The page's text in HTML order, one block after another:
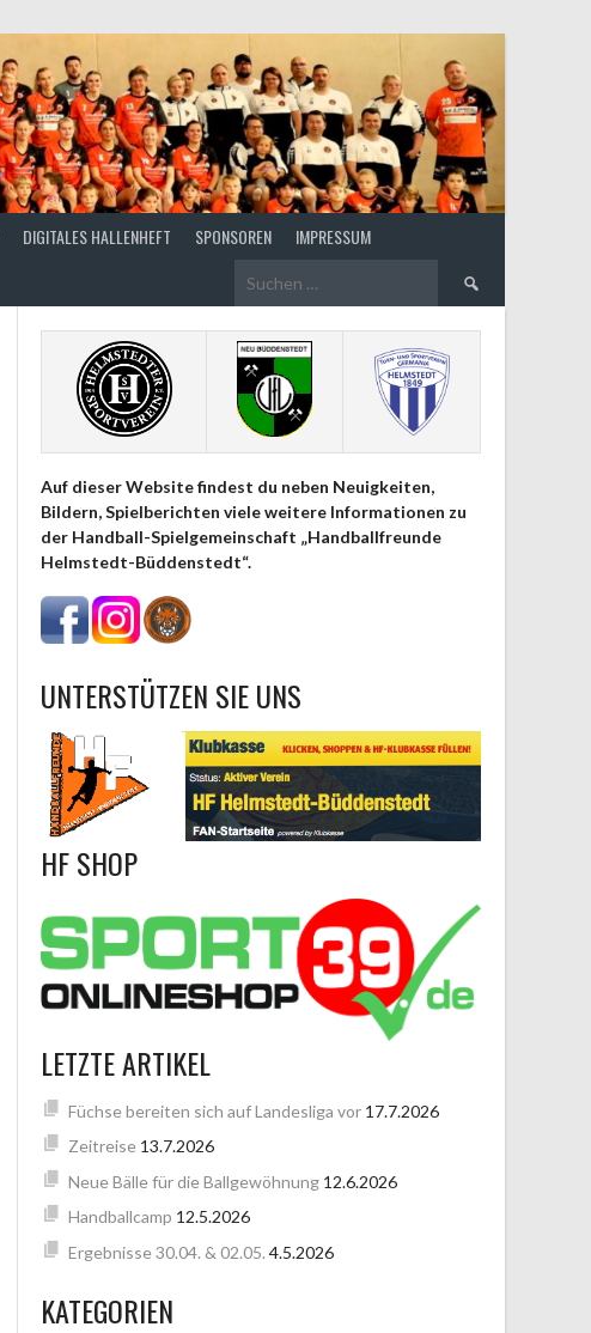
DIGITALES HALLENHEFT SPONSOREN IMPRESSUM
Suchen
Auf dieser Website findest du neben Neuigkeiten,
Bildern, Spielberichten viele weitere Informationen zu
der Handball-Spielgemeinschaft „Handballfreunde
Helmstedt-Büddenstedt“.
UNTERSTÜTZEN SIE UNS
HF SHOP
LETZTE ARTIKEL
Füchse bereiten sich auf Landesliga vor 17.7.2026
Zeitreise 13.7.2026
Neue Bälle für die Ballgewöhnung 12.6.2026
Handballcamp 12.5.2026
Ergebnisse 30.04. & 02.05. 4.5.2026
KATEGORIEN